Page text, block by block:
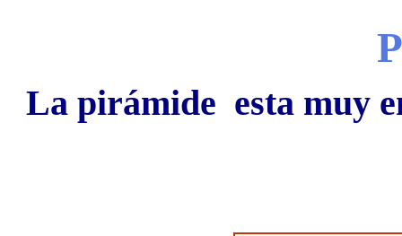
La pirámide esta muy